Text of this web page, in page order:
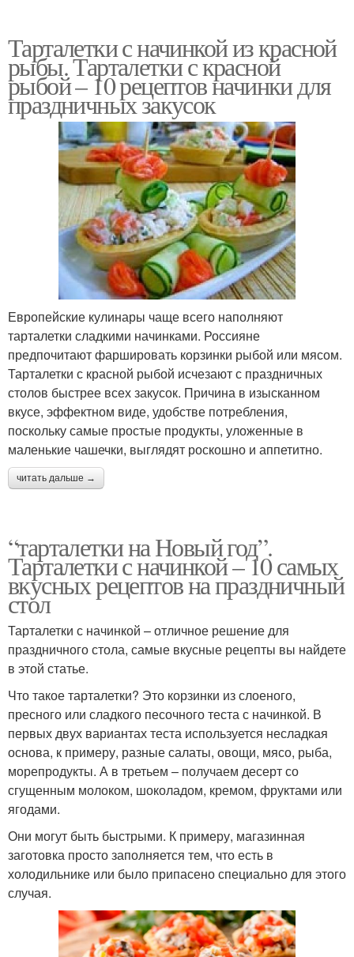
Тарталетки с начинкой из красной
рыбы. Тарталетки с красной
рыбой – 10 рецептов начинки для
праздничных закусок
Европейские кулинары чаще всего наполняют
тарталетки сладкими начинками. Россияне
предпочитают фаршировать корзинки рыбой или мясом.
Тарталетки с красной рыбой исчезают с праздничных
столов быстрее всех закусок. Причина в изысканном
вкусе, эффектном виде, удобстве потребления,
поскольку самые простые продукты, уложенные в
маленькие чашечки, выглядят роскошно и аппетитно.
читать дальше →
“тарталетки на Новый год”.
Тарталетки с начинкой – 10 самых
вкусных рецептов на праздничный
стол
Тарталетки с начинкой – отличное решение для
праздничного стола, самые вкусные рецепты вы найдете
в этой статье.
Что такое тарталетки? Это корзинки из слоеного,
пресного или сладкого песочного теста с начинкой. В
первых двух вариантах теста используется несладкая
основа, к примеру, разные салаты, овощи, мясо, рыба,
морепродукты. А в третьем – получаем десерт со
сгущенным молоком, шоколадом, кремом, фруктами или
ягодами.
Они могут быть быстрыми. К примеру, магазинная
заготовка просто заполняется тем, что есть в
холодильнике или было припасено специально для этого
случая.